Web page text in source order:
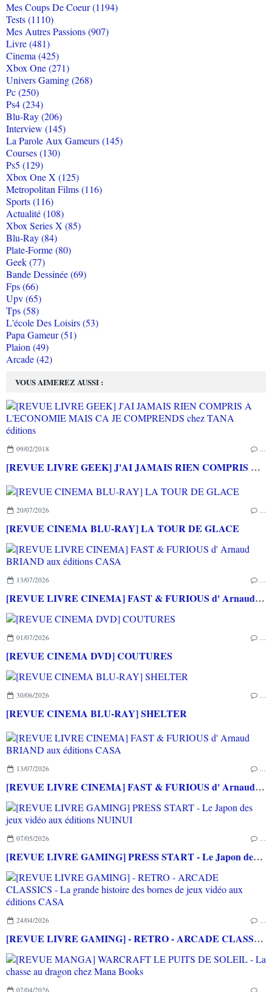
VOUS AIMEREZ AUSSI :
09/02/2018 …
[REVUE LIVRE GEEK] J'AI JAMAIS RIEN COMPRIS A L'ECONOMIE MAIS CA JE COMPRENDS chez TANA éditions
20/07/2026 …
[REVUE CINEMA BLU-RAY] LA TOUR DE GLACE
13/07/2026 …
[REVUE LIVRE CINEMA] FAST & FURIOUS d' Arnaud BRIAND aux éditions CASA
01/07/2026 …
[REVUE CINEMA DVD] COUTURES
30/06/2026 …
[REVUE CINEMA BLU-RAY] SHELTER
13/07/2026 …
[REVUE LIVRE CINEMA] FAST & FURIOUS d' Arnaud BRIAND aux éditions CASA
07/05/2026 …
[REVUE LIVRE GAMING] PRESS START - Le Japon des jeux vidéo aux éditions NUINUI
24/04/2026 …
[REVUE LIVRE GAMING] - RETRO - ARCADE CLASSICS - La grande histoire des bornes de jeux vidéo aux éditions CASA
07/04/2026
Mes Coups De Coeur (1194)
Tests (1110)
Mes Autres Passions (907)
Livre (481)
Cinema (425)
Xbox One (271)
Univers Gaming (268)
Pc (250)
Ps4 (234)
Blu-Ray (206)
Interview (145)
La Parole Aux Gameurs (145)
Courses (130)
Ps5 (129)
Xbox One X (125)
Metropolitan Films (116)
Sports (116)
Actualité (108)
Xbox Series X (85)
Blu-Ray (84)
Plate-Forme (80)
Geek (77)
Bande Dessinée (69)
Fps (66)
Upv (65)
Tps (58)
L'école Des Loisirs (53)
Papa Gameur (51)
Plaion (49)
Arcade (42)